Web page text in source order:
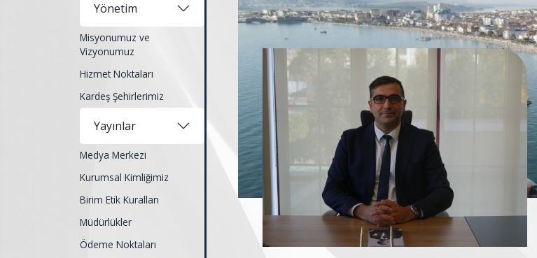
Yönetim
Misyonumuz ve
Vizyonumuz
Hizmet Noktaları
Kardeş Şehirlerimiz
Yayınlar
Medya Merkezi
Kurumsal Kimliğimiz
Birim Etik Kuralları
Müdürlükler
Ödeme Noktaları